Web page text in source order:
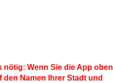
nötig: Wenn Sie die App oben
Namen Ihrer Stadt und